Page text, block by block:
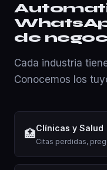
de
Cada industria
Conocemos los
🏥Clínicas y Salud
Citas perdidas,